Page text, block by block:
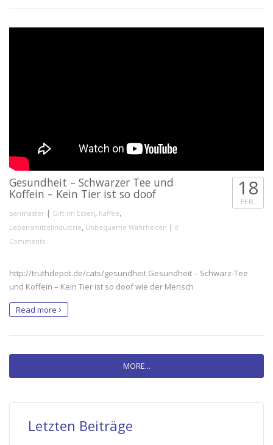
Gesundheit – Schwarzer Tee und
Koffein – Kein Tier ist so doof
panmaster | Gift im Essen, Kaffee,
Lebensmittelindustrie, Unbequeme Wahrheiten | 0
Comments
18
FEB.
http://truthdepot.de/cats/gesundheit Gesundheit – Schwarz-Tee
und Koffein – Kein Tier ist so doof wie der Mensch
Read more
MORE...
Letzten Beiträge